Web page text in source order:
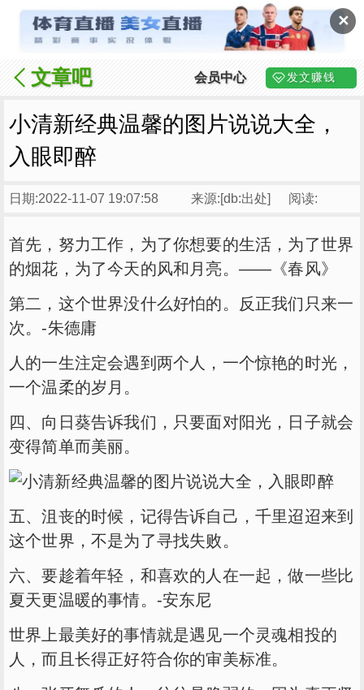
✕
文章吧 会员中心 发文赚钱
小清新经典温馨的图片说说大全，
入眼即醉
日期:2022-11-07 19:07:58 来源:[db:出处] 阅读:
首先，努力工作，为了你想要的生活，为了世界
的烟花，为了今天的风和月亮。——《春风》
第二，这个世界没什么好怕的。反正我们只来一
次。-朱德庸
人的一生注定会遇到两个人，一个惊艳的时光，
一个温柔的岁月。
四、向日葵告诉我们，只要面对阳光，日子就会
变得简单而美丽。
五、沮丧的时候，记得告诉自己，千里迢迢来到
这个世界，不是为了寻找失败。
六、要趁着年轻，和喜欢的人在一起，做一些比
夏天更温暖的事情。-安东尼
世界上最美好的事情就是遇见一个灵魂相投的
人，而且长得正好符合你的审美标准。